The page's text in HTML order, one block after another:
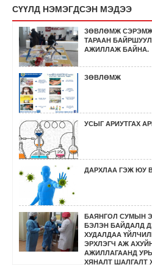
СҮҮЛД НЭМЭГДСЭН МЭДЭЭ
ЗӨВЛӨМЖ
ТАРААН
АЖИЛЛАЖ БАЙНА.
ЗӨВЛӨМЖ
УСЫГ АРИУТГАХ
ДАРХЛАА ГЭЖ ЮУ
БАЯНГОЛ СУМЫН
БЭЛЭН БАЙДАЛД
ХУДАЛДАА
ЭРХЛЭГЧ АЖ
АЖИЛЛАГААНД
ХЯНАЛТ ШАЛГАЛТ